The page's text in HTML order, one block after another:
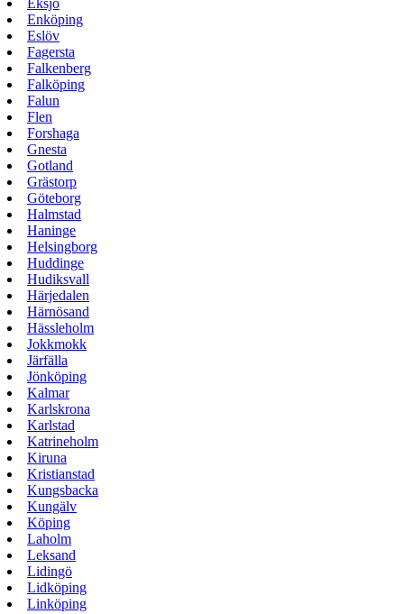
Eksjö
Enköping
Eslöv
Fagersta
Falkenberg
Falköping
Falun
Flen
Forshaga
Gnesta
Gotland
Grästorp
Göteborg
Halmstad
Haninge
Helsingborg
Huddinge
Hudiksvall
Härjedalen
Härnösand
Hässleholm
Jokkmokk
Järfälla
Jönköping
Kalmar
Karlskrona
Karlstad
Katrineholm
Kiruna
Kristianstad
Kungsbacka
Kungälv
Köping
Laholm
Leksand
Lidingö
Lidköping
Linköping